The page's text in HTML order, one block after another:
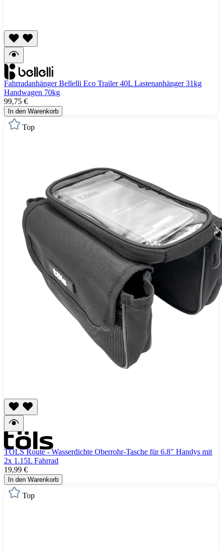
Fahrradanhänger Bellelli Eco Trailer 40L Lastenanhänger 31kg
Handwagen 70kg
99,75 €
In den Warenkorb
Top
TÖLS Route - Wasserdichte Oberrohr-Tasche für 6.8" Handys mit
2x 1.15L Fahrrad
19,99 €
In den Warenkorb
Top